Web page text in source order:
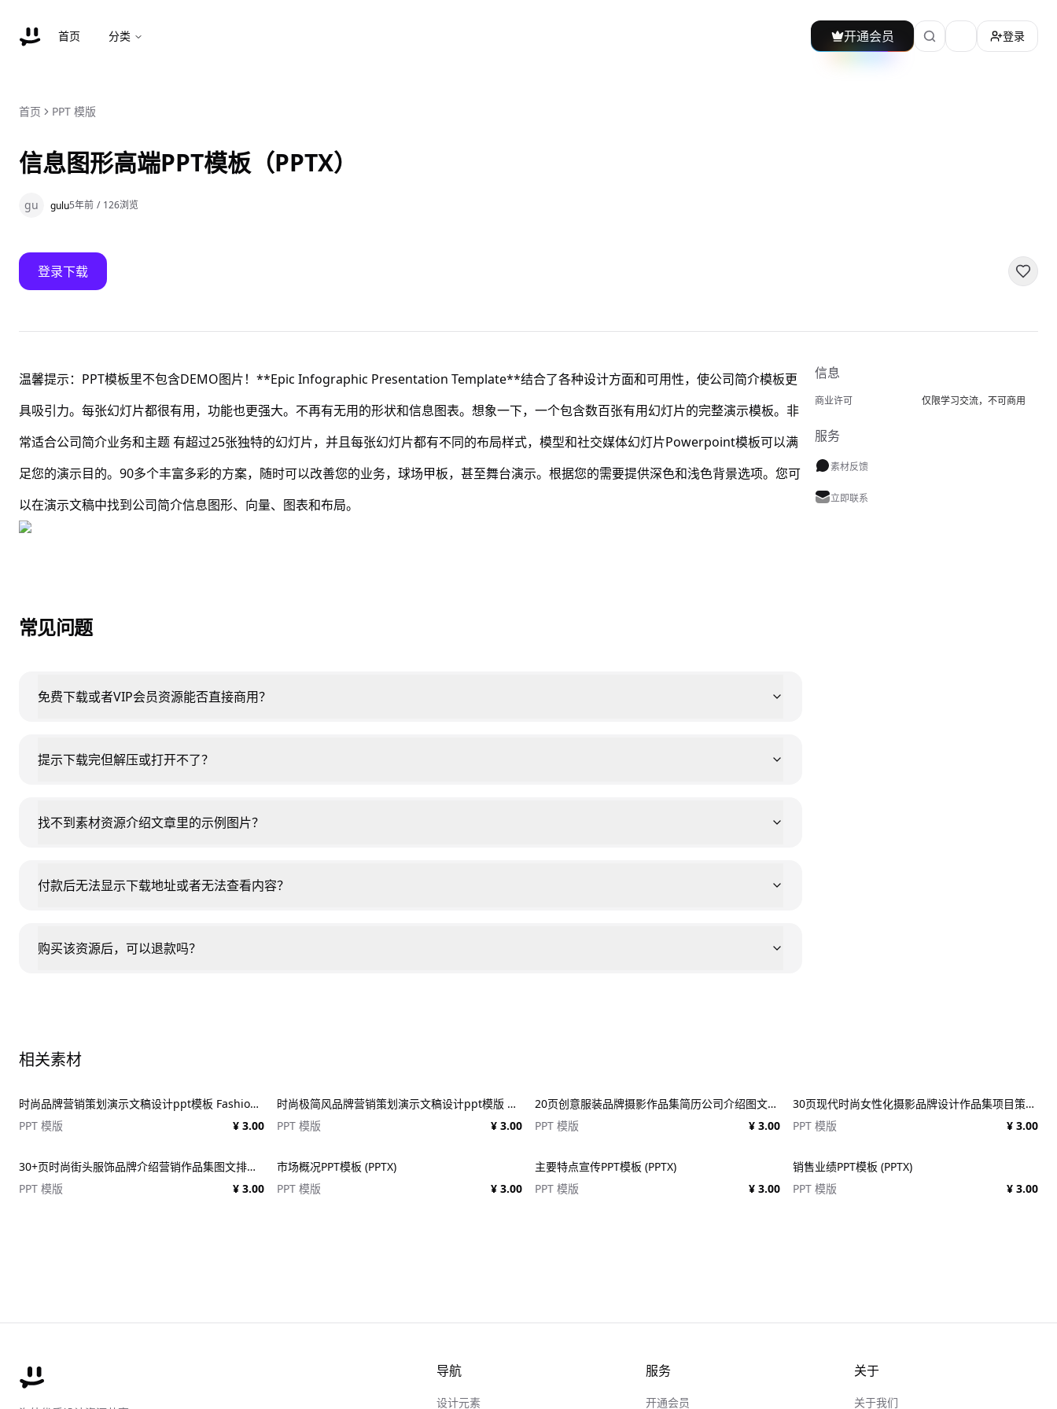
首页 分类 开通会员 加载主题切换
登录
首页 PPT 模版
信息图形高端PPT模板（PPTX）
gu gulu5年前 / 126浏览
登录下载
温馨提示：PPT模板里不包含DEMO图片！**Epic Infographic Presentation Template**结合了各种设计方面和可用性，使公司简介模板更
具吸引力。每张幻灯片都很有用，功能也更强大。不再有无用的形状和信息图表。想象一下，一个包含数百张有用幻灯片的完整演示模板。非
常适合公司简介业务和主题 有超过25张独特的幻灯片，并且每张幻灯片都有不同的布局样式，模型和社交媒体幻灯片Powerpoint模板可以满
足您的演示目的。90多个丰富多彩的方案，随时可以改善您的业务，球场甲板，甚至舞台演示。根据您的需要提供深色和浅色背景选项。您可
以在演示文稿中找到公司简介信息图形、向量、图表和布局。
常见问题
免费下载或者VIP会员资源能否直接商用？
提示下载完但解压或打开不了？
找不到素材资源介绍文章里的示例图片？
付款后无法显示下载地址或者无法查看内容？
购买该资源后，可以退款吗？
信息
商业许可 仅限学习交流，不可商用
服务
素材反馈
立即联系
相关素材
时尚品牌营销策划演示文稿设计ppt模板 Fashion Presentation PowerPoint Template
PPT 模版
¥ 3.00
时尚极简风品牌营销策划演示文稿设计ppt模版 Assent Brand Strategy Template
PPT 模版
¥ 3.00
20页创意服装品牌摄影作品集简历公司介绍图文排版设计PPT幻灯片模板 Creative Brief PowerPoint Template
PPT 模版
¥ 3.00
30页现代时尚女性化摄影品牌设计作品集项目策划演示文稿PPT模板 Modateka – Brand Kit Powerpoint
PPT 模版
¥ 3.00
30+页时尚街头服饰品牌介绍营销作品集图文排版演示文稿设计PPT/Keynote模板
PPT 模版
¥ 3.00
市场概况PPT模板 (PPTX)
PPT 模版
¥ 3.00
主要特点宣传PPT模板 (PPTX)
PPT 模版
¥ 3.00
销售业绩PPT模板 (PPTX)
PPT 模版
¥ 3.00
导航
设计元素
服务
开通会员
关于
关于我们